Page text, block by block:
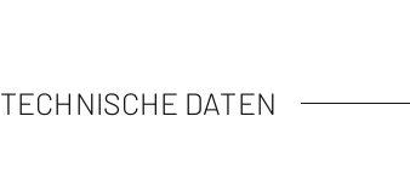
TECHNISCHE DATEN